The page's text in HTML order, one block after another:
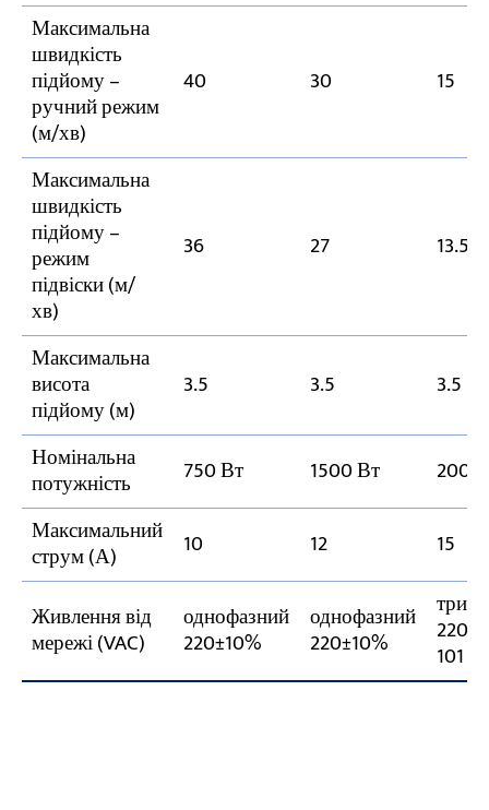
Максимальна
швидкість
підйому –
ручний режим
(м/хв)
40 30 15
Максимальна
швидкість
підйому –
режим
підвіски (м/
хв)
36 27 13.5
Максимальна
висота
підйому (м)
3.5 3.5 3.5
Номінальна
потужність 750 Вт 1500 Вт
2000
Максимальний
струм (А) 10 12 15
Живлення від
мережі (VAC)
однофазний
220±10%
однофазний
220±10% 220
101